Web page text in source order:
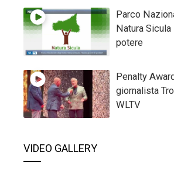
Parco
Natura
potere
Penalty
giornalista
WLTV
VIDEO GALLERY